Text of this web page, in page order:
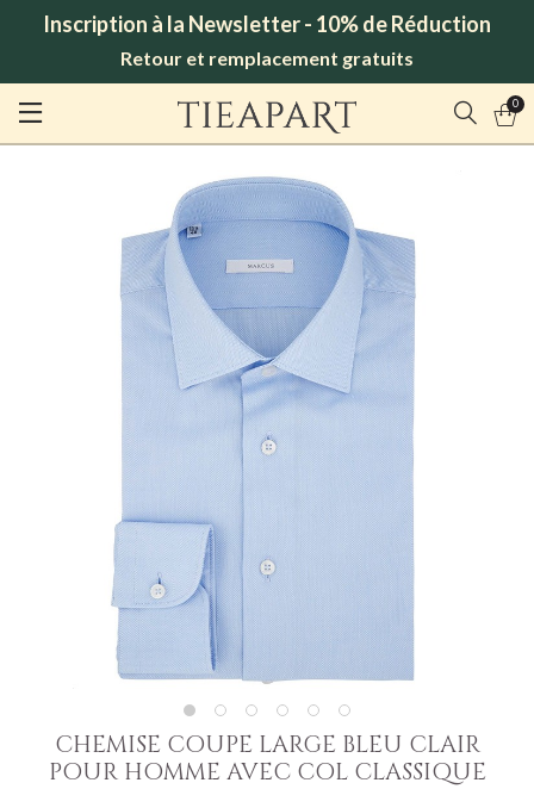
Inscription à la Newsletter - 10% de Réduction
Retour et remplacement gratuits
0
CHEMISE COUPE LARGE BLEU CLAIR
POUR HOMME AVEC COL CLASSIQUE